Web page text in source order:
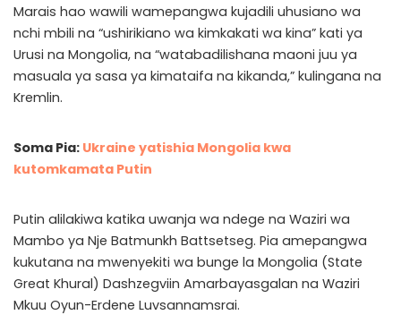
Marais hao wawili wamepangwa kujadili uhusiano wa
nchi mbili na “ushirikiano wa kimkakati wa kina” kati ya
Urusi na Mongolia, na “watabadilishana maoni juu ya
masuala ya sasa ya kimataifa na kikanda,” kulingana na
Kremlin.
Soma Pia: Ukraine yatishia Mongolia kwa
kutomkamata Putin
Putin alilakiwa katika uwanja wa ndege na Waziri wa
Mambo ya Nje Batmunkh Battsetseg. Pia amepangwa
kukutana na mwenyekiti wa bunge la Mongolia (State
Great Khural) Dashzegviin Amarbayasgalan na Waziri
Mkuu Oyun-Erdene Luvsannamsrai.